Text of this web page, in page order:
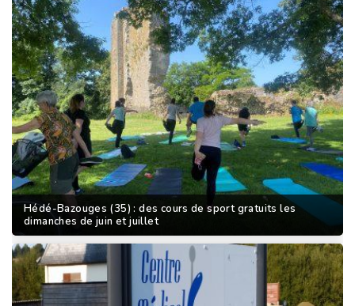
Hédé-Bazouges (35) : des cours de sport gratuits les
dimanches de juin et juillet